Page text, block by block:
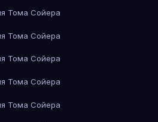
Тома Сойера
Тома Сойера
Тома Сойера
Тома Сойера
Тома Сойера